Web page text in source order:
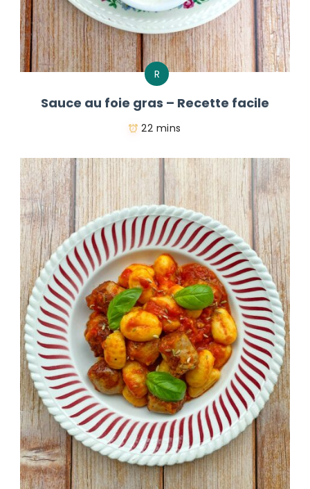
R
Sauce au foie gras – Recette facile
22 mins